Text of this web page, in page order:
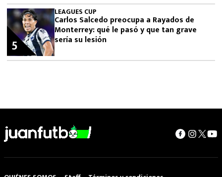
LEAGUES CUP
Carlos Salcedo preocupa a Rayados de
Monterrey: qué le pasó y que tan grave
sería su lesión
5